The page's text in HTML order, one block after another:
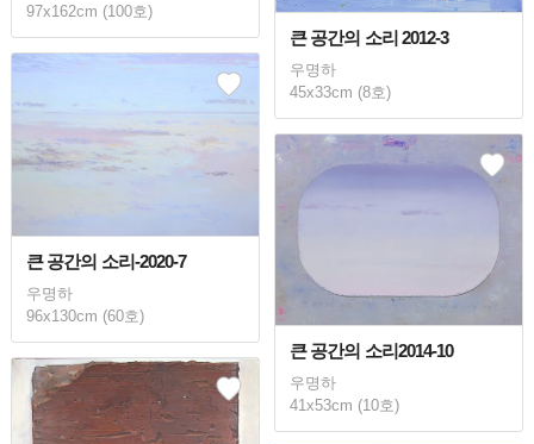
큰 공간의 소리 2012-3
우명하
45x33cm (8호)
97x162cm (100호)
큰 공간의 소리-2020-7
우명하
96x130cm (60호)
큰 공간의 소리2014-10
우명하
41x53cm (10호)